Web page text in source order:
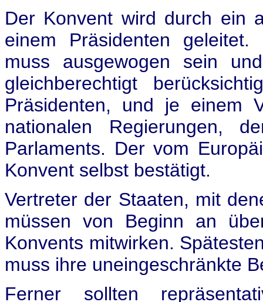
Der Konvent wird durch ein
einem Präsidenten
muss ausgewogen sein
gleichberechtigt
Präsidenten, und je einem
nationalen Regierungen,
Parlaments. Der vom
Konvent selbst bestätigt.
Vertreter der Staaten, mit
müssen von Beginn an
Konvents mitwirken.
muss ihre uneingeschränkte
Ferner sollten